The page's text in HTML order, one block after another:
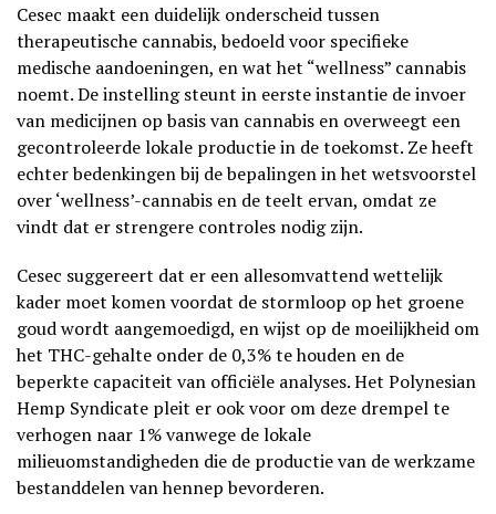
Cesec maakt een duidelijk onderscheid tussen
therapeutische cannabis, bedoeld voor specifieke
medische aandoeningen, en wat het “wellness” cannabis
noemt. De instelling steunt in eerste instantie de invoer
van medicijnen op basis van cannabis en overweegt een
gecontroleerde lokale productie in de toekomst. Ze heeft
echter bedenkingen bij de bepalingen in het wetsvoorstel
over ‘wellness’-cannabis en de teelt ervan, omdat ze
vindt dat er strengere controles nodig zijn.
Cesec suggereert dat er een allesomvattend wettelijk
kader moet komen voordat de stormloop op het groene
goud wordt aangemoedigd, en wijst op de moeilijkheid om
het THC-gehalte onder de 0,3% te houden en de
beperkte capaciteit van officiële analyses. Het Polynesian
Hemp Syndicate pleit er ook voor om deze drempel te
verhogen naar 1% vanwege de lokale
milieuomstandigheden die de productie van de werkzame
bestanddelen van hennep bevorderen.